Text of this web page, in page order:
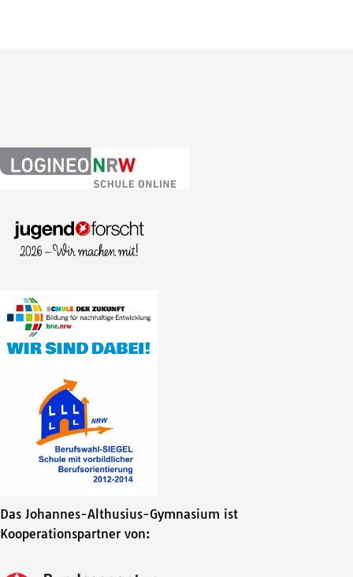
Das Johannes-Althusius-Gymnasium ist
Kooperationspartner von: